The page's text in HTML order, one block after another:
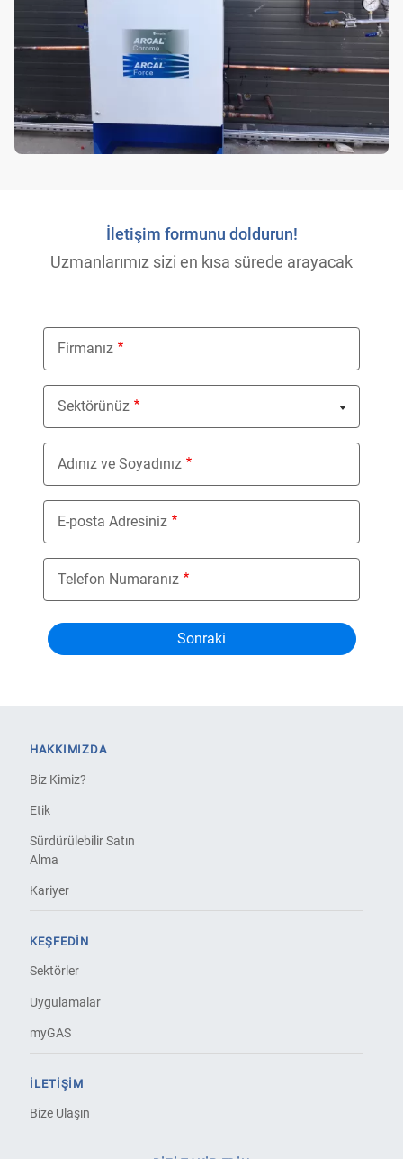
İletişim formunu doldurun!
Uzmanlarımız sizi en kısa sürede arayacak
Firmanız
Sektörünüz
Nothing selected
Adınız ve Soyadınız
E-posta Adresiniz
Telefon Numaranız
HAKKIMIZDA
Biz Kimiz?
Etik
Sürdürülebilir Satın
Alma
Kariyer
KEŞFEDIN
Sektörler
Uygulamalar
myGAS
İLETIŞIM
Bize Ulaşın